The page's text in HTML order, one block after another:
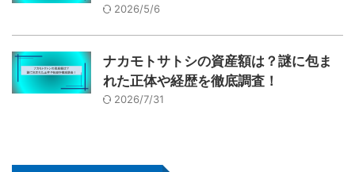
2026/5/6
ナカモトサトシの資産額は？謎に包ま
れた正体や経歴を徹底調査！
2026/7/31